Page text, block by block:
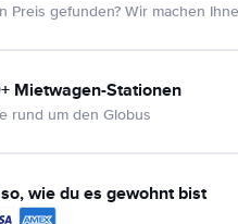
Preis gefunden? Wir machen
Mietwagen-Stationen
rund um den Globus
wie du es gewohnt bist